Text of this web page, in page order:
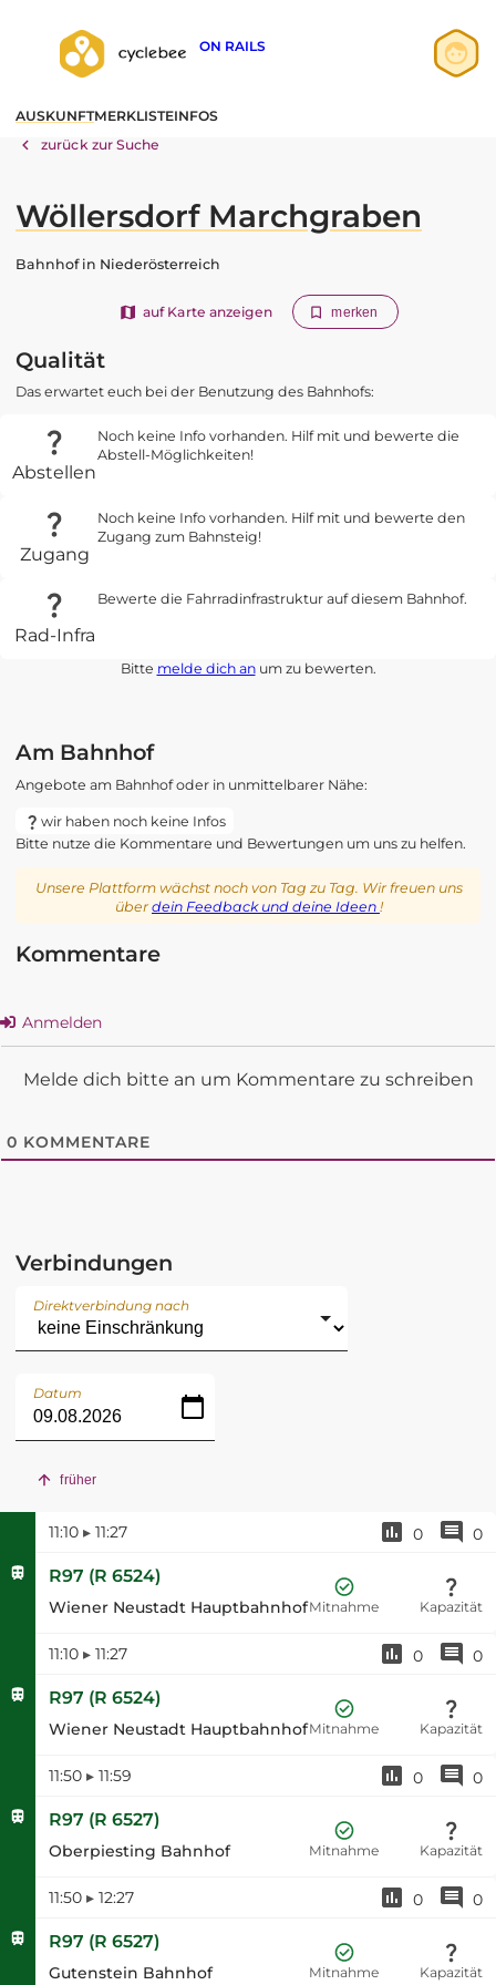
ON RAILS
AUSKUNFTMERKLISTEINFOS
zurück zur Suche
Wöllersdorf Marchgraben
Bahnhof in Niederösterreich
auf Karte anzeigen merken
Qualität
Das erwartet euch bei der Benutzung des Bahnhofs:
Abstellen
Noch keine Info vorhanden. Hilf mit und bewerte die
Abstell-Möglichkeiten!
Zugang
Noch keine Info vorhanden. Hilf mit und bewerte den
Zugang zum Bahnsteig!
Rad-Infra
Bewerte die Fahrradinfrastruktur auf diesem Bahnhof.
Bitte melde dich anum zu bewerten.
Am Bahnhof
Angebote am Bahnhof oder in unmittelbarer Nähe:
wir haben noch keine Infos
Bitte nutze die Kommentare und Bewertungen um uns zu helfen.
Unsere Plattform wächst noch von Tag zu Tag. Wir freuen uns
überdein Feedback und deine Ideen !
Kommentare
Anmelden
Melde dich bitte an um Kommentare zu schreiben
0 KOMMENTARE
Verbindungen
Direktverbindung nach
Datum
früher
11:10 ▸ 11:27 0 0
R97 (R 6524)
Wiener Neustadt HauptbahnhofMitnahme Kapazität
11:10 ▸ 11:27 0 0
R97 (R 6524)
Wiener Neustadt HauptbahnhofMitnahme Kapazität
11:50 ▸ 11:59 0 0
R97 (R 6527)
Oberpiesting Bahnhof Mitnahme Kapazität
11:50 ▸ 12:27 0 0
R97 (R 6527)
Gutenstein Bahnhof Mitnahme Kapazität